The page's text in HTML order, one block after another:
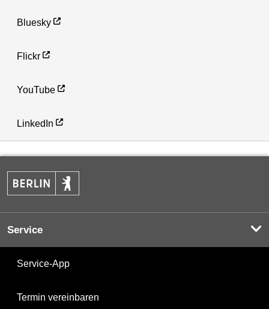
Bluesky
Flickr
YouTube
LinkedIn
Service
Service-App
Termin vereinbaren